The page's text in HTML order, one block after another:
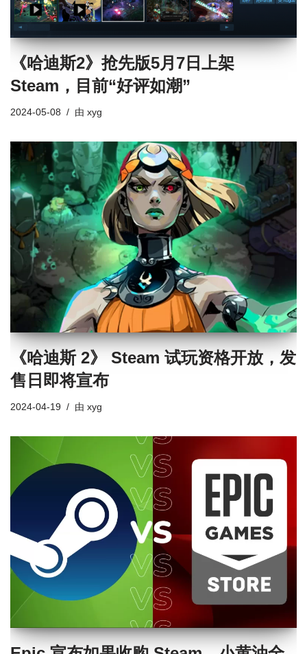
《哈迪斯2》抢先版5月7日上架
Steam，目前“好评如潮”
2024-05-08 由 xyg
《哈迪斯 2》 Steam 试玩资格开放，发
售日即将宣布
2024-04-19 由 xyg